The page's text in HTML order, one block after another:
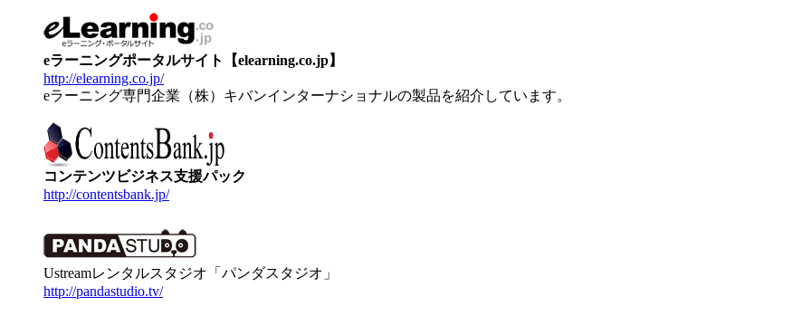
eラーニングポータルサイト【elearning.co.jp】
http://elearning.co.jp/
eラーニング専門企業（株）キバンインターナショナルの製品を紹介しています。
コンテンツビジネス支援パック
http://contentsbank.jp/
Ustreamレンタルスタジオ「パンダスタジオ」
http://pandastudio.tv/